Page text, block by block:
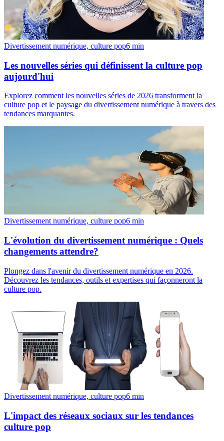
Divertissement numérique, culture pop6 min
Les nouvelles séries qui définissent la culture pop
aujourd'hui
Explorez comment les nouvelles séries de 2026 transforment la
culture pop et le paysage du divertissement numérique à travers des
tendances marquantes.
Divertissement numérique, culture pop6 min
L'évolution du divertissement numérique : Quels
changements attendre?
Plongez dans l'avenir du divertissement numérique en 2026.
Découvrez les tendances, outils et expertises qui façonneront la
culture pop.
Divertissement numérique, culture pop6 min
L'impact des réseaux sociaux sur les tendances
culture pop